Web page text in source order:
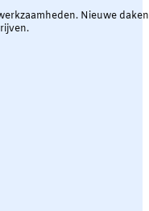
Nieuwe